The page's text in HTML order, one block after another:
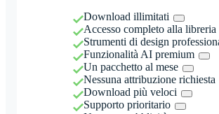
Download illimitati
Accesso completo alla libreria
Strumenti di design
Funzionalità AI premium
Un pacchetto al mese
Nessuna attribuzione richiesta
Download più veloci
Supporto prioritario